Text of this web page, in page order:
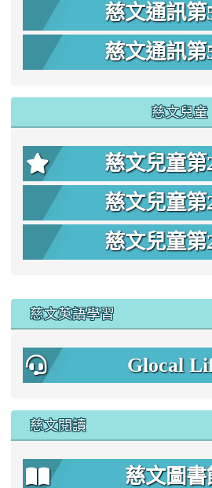
慈文通訊第
慈文通訊第
慈文兒童
慈文兒童第
慈文兒童第
慈文兒童第
慈文英語學習
Glocal
慈文閱讀
慈文圖書